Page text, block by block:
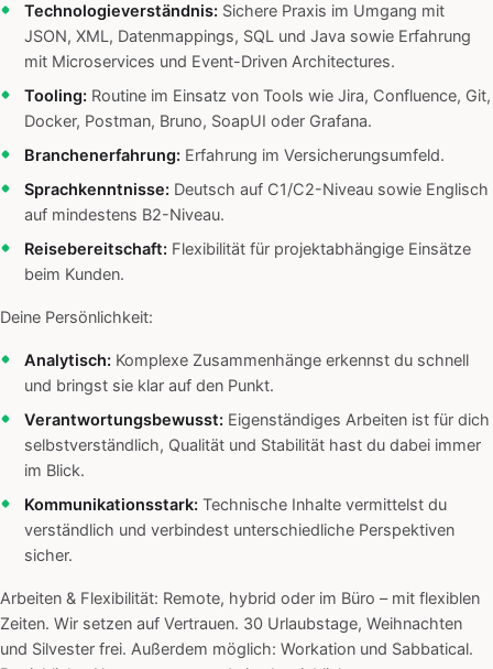
Technologieverständnis: Sichere Praxis im Umgang mit
JSON, XML, Datenmappings, SQL und Java sowie Erfahrung
mit Microservices und Event-Driven Architectures.
Tooling: Routine im Einsatz von Tools wie Jira, Confluence, Git,
Docker, Postman, Bruno, SoapUI oder Grafana.
Branchenerfahrung: Erfahrung im Versicherungsumfeld.
Sprachkenntnisse: Deutsch auf C1/C2-Niveau sowie Englisch
auf mindestens B2-Niveau.
Reisebereitschaft: Flexibilität für projektabhängige Einsätze
beim Kunden.
Deine Persönlichkeit:
Analytisch: Komplexe Zusammenhänge erkennst du schnell
und bringst sie klar auf den Punkt.
Verantwortungsbewusst: Eigenständiges Arbeiten ist für dich
selbstverständlich, Qualität und Stabilität hast du dabei immer
im Blick.
Kommunikationsstark: Technische Inhalte vermittelst du
verständlich und verbindest unterschiedliche Perspektiven
sicher.
Arbeiten & Flexibilität: Remote, hybrid oder im Büro – mit flexiblen
Zeiten. Wir setzen auf Vertrauen. 30 Urlaubstage, Weihnachten
und Silvester frei. Außerdem möglich: Workation und Sabbatical.